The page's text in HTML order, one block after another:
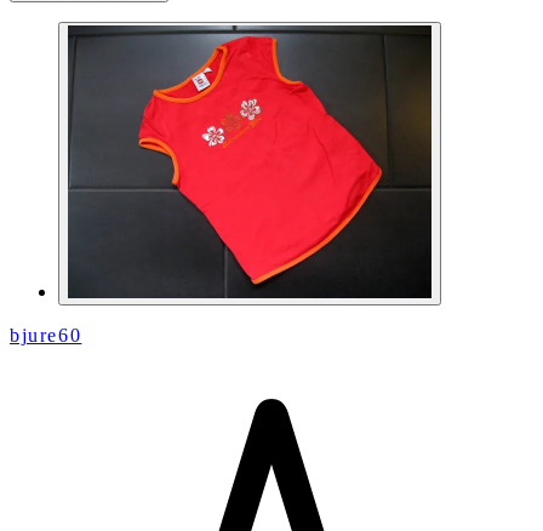
bjure60